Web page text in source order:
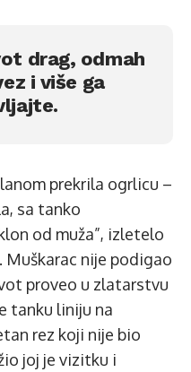
drag, odmah
i više ga
prekrila ogrlicu –
sa tanko
od muža”, izletelo
nije podigao
proveo u zlatarstvu
tanku liniju na
rez koji nije bio
joj je vizitku i